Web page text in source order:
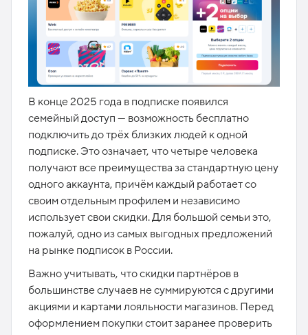
В конце 2025 года в подписке появился
семейный доступ — возможность бесплатно
подключить до трёх близких людей к одной
подписке. Это означает, что четыре человека
получают все преимущества за стандартную цену
одного аккаунта, причём каждый работает со
своим отдельным профилем и независимо
использует свои скидки. Для большой семьи это,
пожалуй, одно из самых выгодных предложений
на рынке подписок в России.​
Важно учитывать, что скидки партнёров в
большинстве случаев не суммируются с другими
акциями и картами лояльности магазинов. Перед
оформлением покупки стоит заранее проверить